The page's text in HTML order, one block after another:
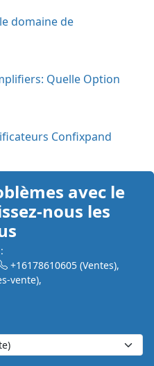
domaine de
Quelle Option
Confixpand
avec le
nous les
+16178610605 (Ventes),
vente),